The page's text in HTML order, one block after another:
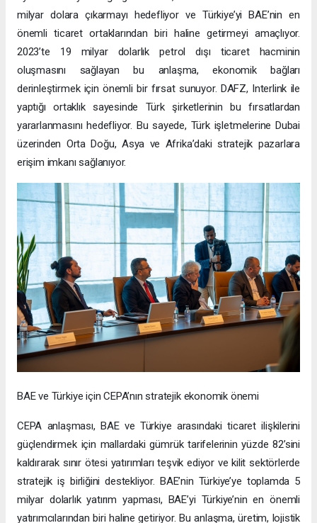
milyar dolara çıkarmayı hedefliyor ve Türkiye’yi BAE’nin en
önemli ticaret ortaklarından biri haline getirmeyi amaçlıyor.
2023’te 19 milyar dolarlık petrol dışı ticaret hacminin
oluşmasını sağlayan bu anlaşma, ekonomik bağları
derinleştirmek için önemli bir fırsat sunuyor. DAFZ, Interlink ile
yaptığı ortaklık sayesinde Türk şirketlerinin bu fırsatlardan
yararlanmasını hedefliyor. Bu sayede, Türk işletmelerine Dubai
üzerinden Orta Doğu, Asya ve Afrika’daki stratejik pazarlara
erişim imkanı sağlanıyor.
BAE ve Türkiye için CEPA’nın stratejik ekonomik önemi
CEPA anlaşması, BAE ve Türkiye arasındaki ticaret ilişkilerini
güçlendirmek için mallardaki gümrük tarifelerinin yüzde 82’sini
kaldırarak sınır ötesi yatırımları teşvik ediyor ve kilit sektörlerde
stratejik iş birliğini destekliyor. BAE’nin Türkiye’ye toplamda 5
milyar dolarlık yatırım yapması, BAE’yi Türkiye’nin en önemli
yatırımcılarından biri haline getiriyor. Bu anlaşma, üretim, lojistik